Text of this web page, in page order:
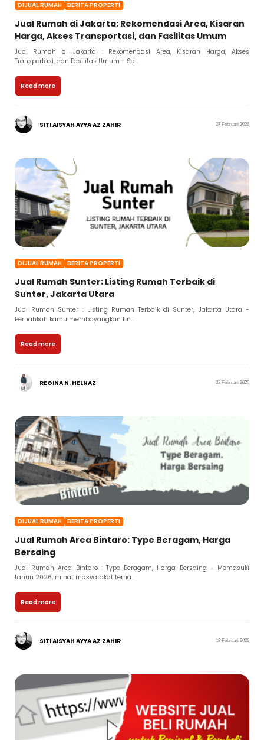
DIJUAL RUMAH BERITA PROPERTI
Jual Rumah di Jakarta: Rekomendasi Area, Kisaran
Harga, Akses Transportasi, dan Fasilitas Umum
Jual Rumah di Jakarta : Rekomendasi Area, Kisaran Harga, Akses
Transportasi, dan Fasilitas Umum - Se...
Read more
SITI AISYAH AYYA AZ ZAHIR 27 Februari 2026
DIJUAL RUMAH BERITA PROPERTI
Jual Rumah Sunter: Listing Rumah Terbaik di
Sunter, Jakarta Utara
Jual Rumah Sunter : Listing Rumah Terbaik di Sunter, Jakarta Utara -
Pernahkah kamu membayangkan tin...
Read more
REGINA N. HELNAZ 23 Februari 2026
DIJUAL RUMAH BERITA PROPERTI
Jual Rumah Area Bintaro: Type Beragam, Harga
Bersaing
Jual Rumah Area Bintaro : Type Beragam, Harga Bersaing - Memasuki
tahun 2026, minat masyarakat terha...
Read more
SITI AISYAH AYYA AZ ZAHIR 19 Februari 2026